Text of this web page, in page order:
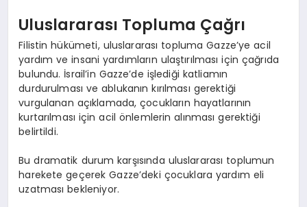
Uluslararası Topluma Çağrı
Filistin hükümeti, uluslararası topluma Gazze’ye acil
yardım ve insani yardımların ulaştırılması için çağrıda
bulundu. İsrail’in Gazze’de işlediği katliamın
durdurulması ve ablukanın kırılması gerektiği
vurgulanan açıklamada, çocukların hayatlarının
kurtarılması için acil önlemlerin alınması gerektiği
belirtildi.
Bu dramatik durum karşısında uluslararası toplumun
harekete geçerek Gazze’deki çocuklara yardım eli
uzatması bekleniyor.